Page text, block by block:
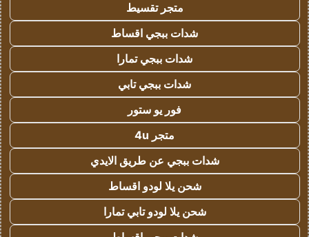
متجر تقسيط
شدات ببجي اقساط
شدات ببجي تمارا
شدات ببجي تابي
فور يو ستور
متجر 4u
شدات ببجي عن طريق الايدي
شحن يلا لودو اقساط
شحن يلا لودو تابي تمارا